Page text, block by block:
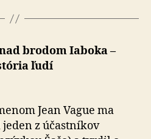
brodom Iaboka –
ľudí
Jean Vague ma
z účastníkov